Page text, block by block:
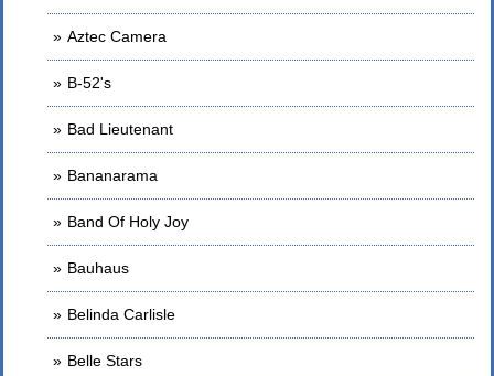
Aztec Camera
B-52's
Bad Lieutenant
Bananarama
Band Of Holy Joy
Bauhaus
Belinda Carlisle
Belle Stars